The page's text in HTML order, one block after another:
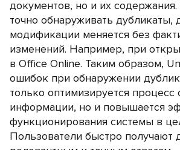
документов, но и их содержания.
точно обнаруживать дубликаты,
модификации меняется без
изменений. Например, при
в Office Online. Таким образом,
ошибок при обнаружении
только оптимизируется процесс
информации, но и повышается
функционирования системы в
Пользователи быстро получают